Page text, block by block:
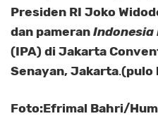
Presiden RI Joko
dan pameran Indonesia
(IPA) di Jakarta
Senayan, Jakarta.(pulo
Foto:Efrimal Bahri/